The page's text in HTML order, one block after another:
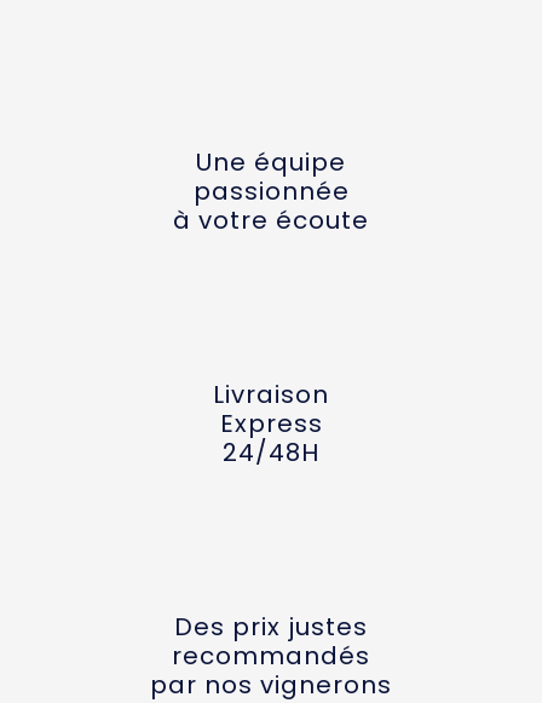
Une équipe
passionnée
à votre écoute
Livraison
Express
24/48H
Des prix justes
recommandés
par nos vignerons